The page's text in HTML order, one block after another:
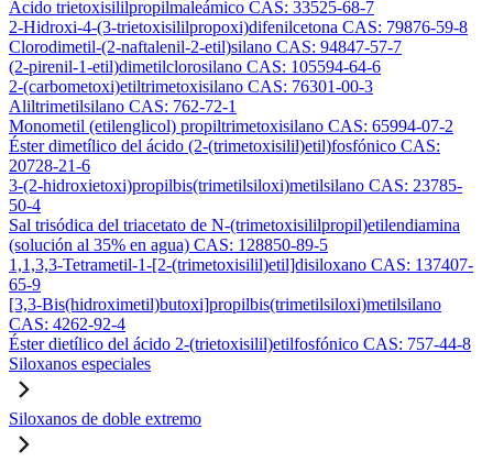
Ácido trietoxisililpropilmaleámico CAS: 33525-68-7
2-Hidroxi-4-(3-trietoxisililpropoxi)difenilcetona CAS: 79876-59-8
Clorodimetil-(2-naftalenil-2-etil)silano CAS: 94847-57-7
(2-pirenil-1-etil)dimetilclorosilano CAS: 105594-64-6
2-(carbometoxi)etiltrimetoxisilano CAS: 76301-00-3
Aliltrimetilsilano CAS: 762-72-1
Monometil (etilenglicol) propiltrimetoxisilano CAS: 65994-07-2
Éster dimetílico del ácido (2-(trimetoxisilil)etil)fosfónico CAS:
20728-21-6
3-(2-hidroxietoxi)propilbis(trimetilsiloxi)metilsilano CAS: 23785-
50-4
Sal trisódica del triacetato de N-(trimetoxisililpropil)etilendiamina
(solución al 35% en agua) CAS: 128850-89-5
1,1,3,3-Tetrametil-1-[2-(trimetoxisilil)etil]disiloxano CAS: 137407-
65-9
[3,3-Bis(hidroximetil)butoxi]propilbis(trimetilsiloxi)metilsilano
CAS: 4262-92-4
Éster dietílico del ácido 2-(trietoxisilil)etilfosfónico CAS: 757-44-8
Siloxanos especiales
Siloxanos de doble extremo